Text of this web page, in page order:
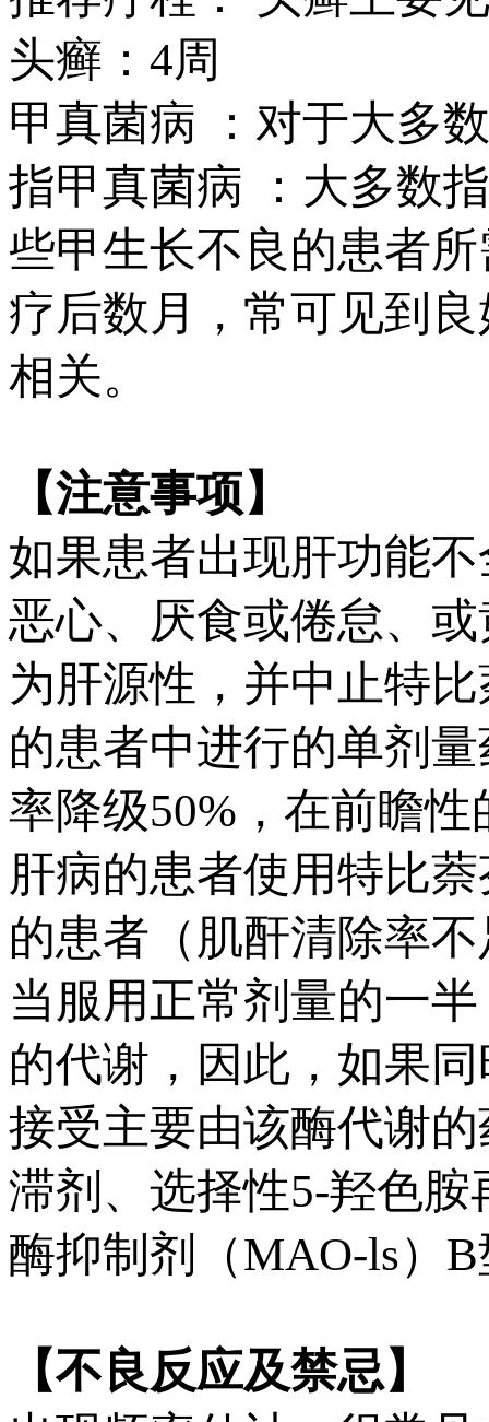
头癣：4周
甲真菌病 ：对于大多
指甲真菌病 ：大多数
些甲生长不良的患者
疗后数月，常可见到
相关。
【注意事项】
如果患者出现肝功能
恶心、厌食或倦怠、
为肝源性，并中止特
的患者中进行的单剂
率降级50%，在前瞻
肝病的患者使用特比
的患者（肌酐清除率
当服用正常剂量的一
的代谢，因此，如果
接受主要由该酶代谢
滞剂、选择性5-羟色胺
酶抑制剂（MAO-ls）
【不良反应及禁忌】